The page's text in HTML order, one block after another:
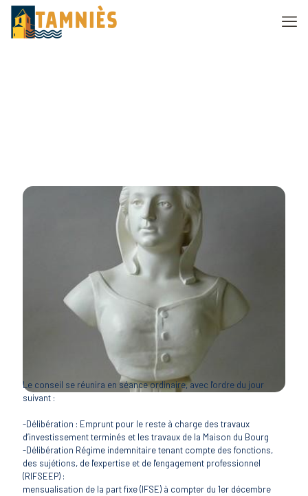
Le conseil se réunira en séance ordinaire, avec l'ordre du jour
suivant :
-Délibération : Emprunt pour le reste à charge des travaux
d’investissement terminés et les travaux de la Maison du Bourg
-Délibération Régime indemnitaire tenant compte des fonctions,
des sujétions, de l'expertise et de l'engagement professionnel
(RIFSEEP) :
mensualisation de la part fixe (IFSE) à compter du 1er décembre